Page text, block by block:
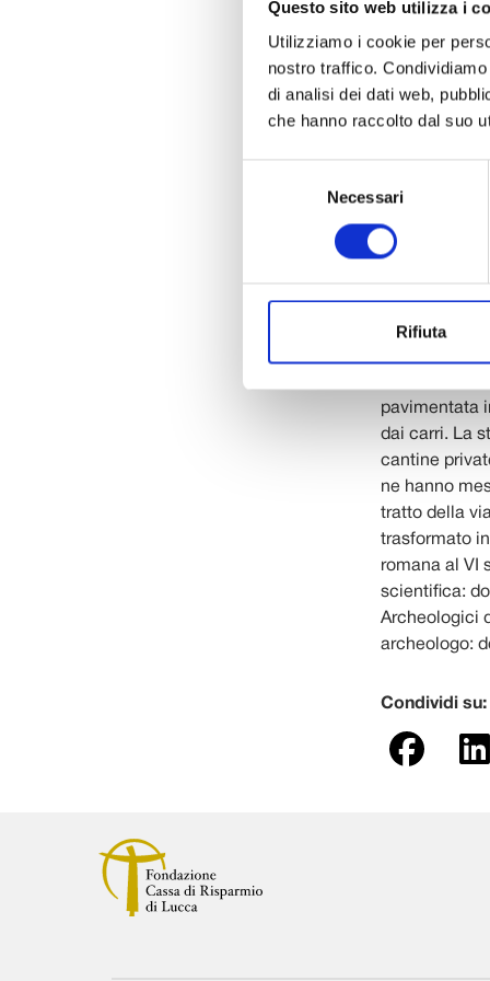
Questo sito web utilizza i
Utilizziamo i cookie per
nostro traffico.
di analisi dei dati web,
che hanno raccolto dal suo
Necessari
Rifiuta
che diverrà
emersa
ritrovamento
possono
spettacolare
nell’edificio
un tesoretto
restauro,
eccezionale
pavimentata
dai carri. La
cantine
ne hanno
tratto della
trasformato
romana al VI
scientifica:
Archeologici
archeologo:
Condividi su: